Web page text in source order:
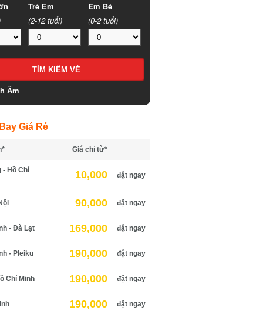
Trẻ Em
(2-12 tuổi)
Em Bé
(0-2 tuổi)
Âm
Giá Rẻ
Giá chỉ từ*
Hồ Chí
10,000 đặt ngay
90,000 đặt ngay
- Đà Lạt 169,000 đặt ngay
- Pleiku 190,000 đặt ngay
Chí Minh 190,000 đặt ngay
190,000 đặt ngay